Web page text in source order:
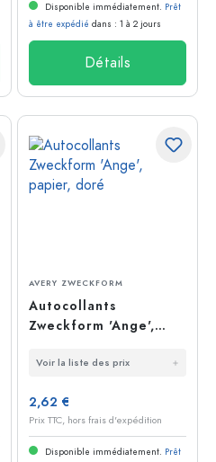
Disponible immédiatement. Prêt
à être expédié dans : 1 à 2 jours
Détails
AVERY ZWECKFORM
Autocollants
Zweckform 'Ange',
Voir la liste des prix
2,62 €
Prix TTC, hors frais d'expédition
Disponible immédiatement. Prêt